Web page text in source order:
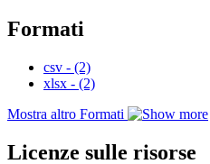
Formati
csv - (2)
xlsx - (2)
Mostra altro Formati
Licenze sulle risorse